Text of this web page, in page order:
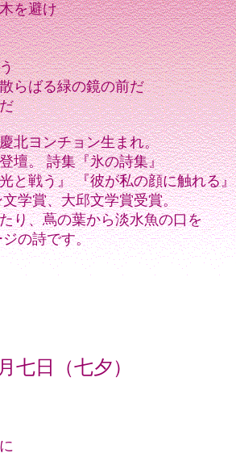
を避け
らばる緑の鏡の前だ
ヨンチョン生まれ。
壇。 詩集『氷の詩集』
と戦う』 『彼が私の顔に触れる』
学賞、大邱文学賞受賞。
り、蔦の葉から淡水魚の口を
の詩です。
七日（七夕）